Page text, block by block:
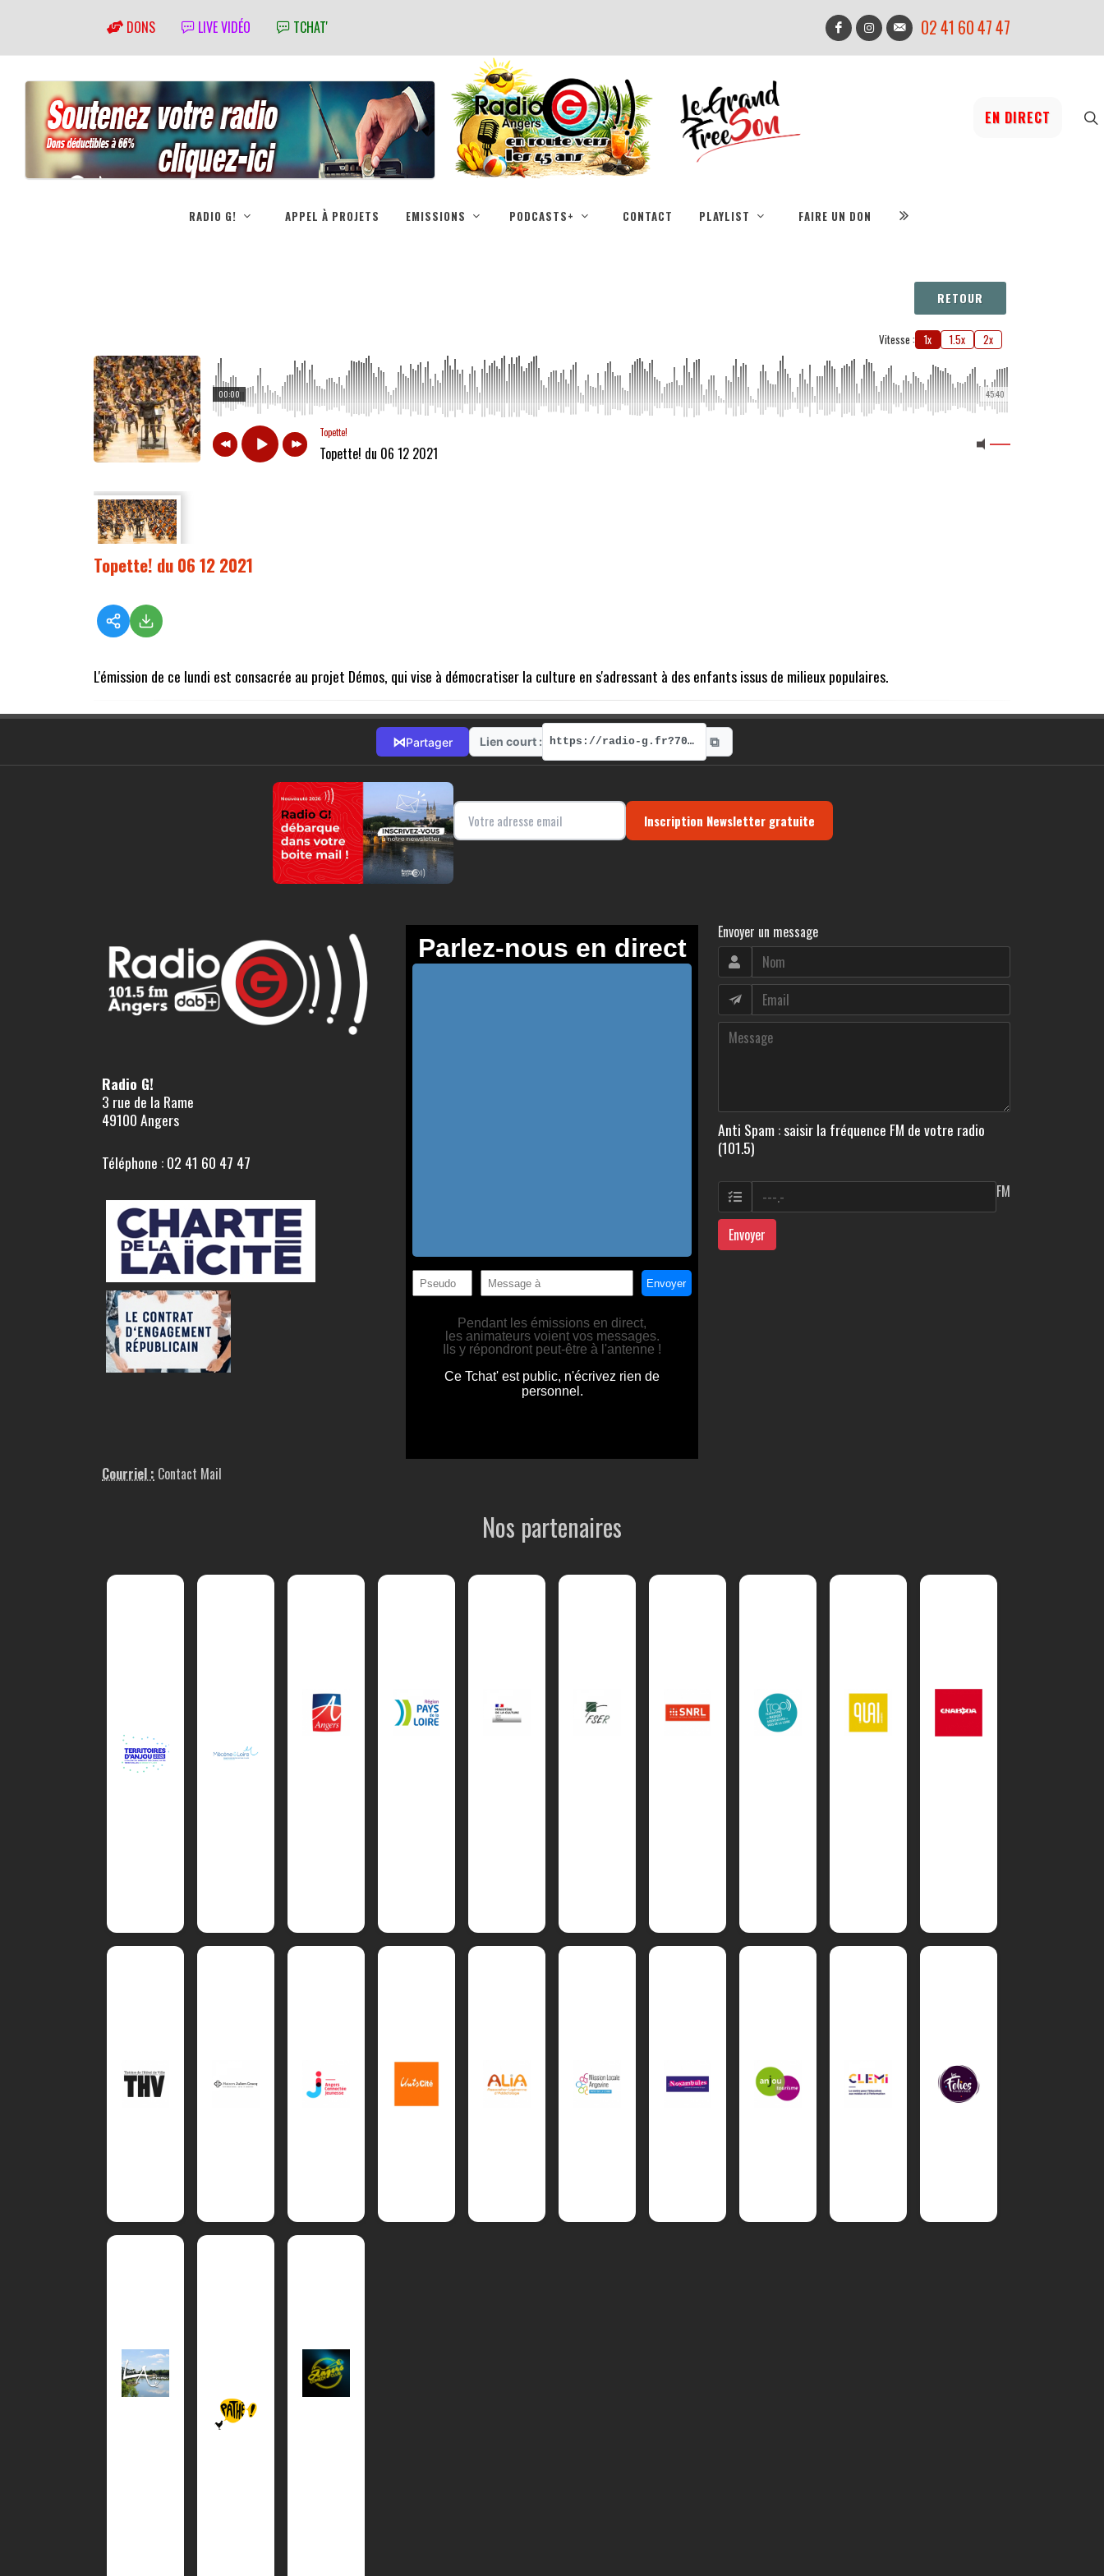
DONS LIVE VIDÉO TCHAT' 02 41 60 47 47
EN DIRECT
RADIO G! APPEL À PROJETS EMISSIONS PODCASTS+ CONTACT PLAYLIST FAIRE UN DON
RETOUR
Vitesse : 1x 1.5x 2x
45:40
00:00
Topette!
Topette! du 06 12 2021
Topette! du 06 12 2021
L'émission de ce lundi est consacrée au projet Démos, qui vise à démocratiser la culture en s'adressant à des enfants issus de milieux populaires.
⋈Partager Lien court : https://radio-g.fr?7079 ⧉
Inscription Newsletter gratuite
Radio G!
3 rue de la Rame
49100 Angers
Téléphone : 02 41 60 47 47
Courriel : Contact Mail
Envoyer un message
Anti Spam : saisir la fréquence FM de votre radio
(101.5)
FM
Envoyer
Nos partenaires